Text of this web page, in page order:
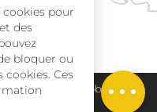
Tarifs
Perpignan
et Vignobles
cookies pour
des
bloquer ou
Ces